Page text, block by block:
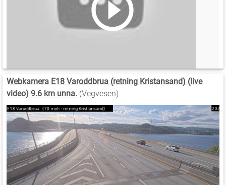
Webkamera E18 Varoddbrua (retning Kristansand) (live
video) 9.6 km unna. (Vegvesen)